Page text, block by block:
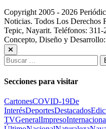
Copyright 2005 - 2026
Noticias. Todos Los Derechos
Tepic, Nayarit. Teléfonos:
Concepto, Diseño y Desarrollo:
Buscar:
Secciones para visitar
CartonesCOVID-19De
InterésDeportesDestacados
TVGeneralImpreso